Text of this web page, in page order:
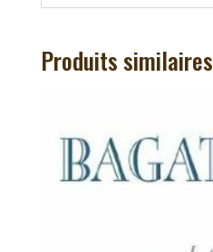
Produits similaires